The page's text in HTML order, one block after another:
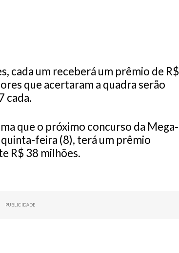
cada um receberá um prêmio de R$
que acertaram a quadra serão
cada.
que o próximo concurso da Mega-
feira (8), terá um prêmio
R$ 38 milhões.
PUBLICIDADE